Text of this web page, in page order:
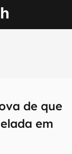
de que
em
primeira